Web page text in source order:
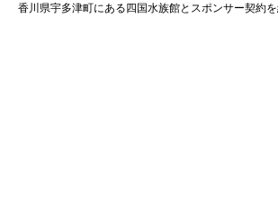
香川県宇多津町にある四国水族館とスポンサー契約